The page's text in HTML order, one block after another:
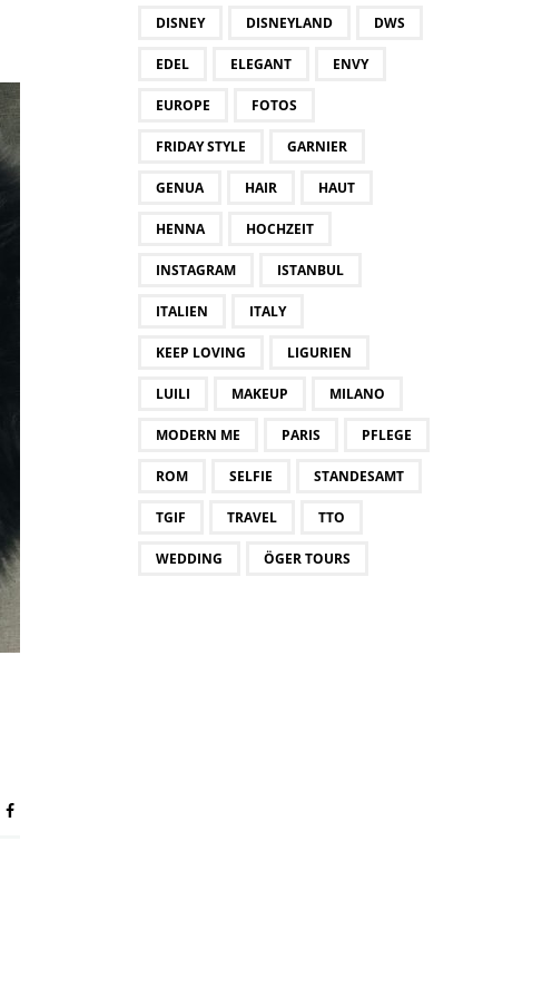
DISNEY DISNEYLAND DWS
EDEL ELEGANT ENVY
EUROPE FOTOS
FRIDAY STYLE GARNIER
GENUA HAIR HAUT
HENNA HOCHZEIT
INSTAGRAM ISTANBUL
ITALIEN ITALY
KEEP LOVING LIGURIEN
LUILI MAKEUP MILANO
MODERN ME PARIS PFLEGE
ROM SELFIE STANDESAMT
TGIF TRAVEL TTO
WEDDING ÖGER TOURS